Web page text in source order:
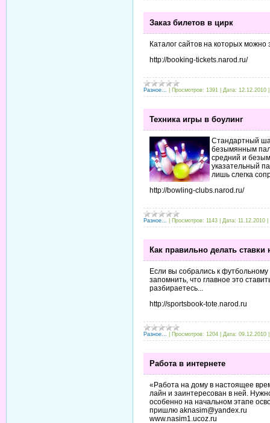
Заказ билетов в цирк
Каталог сайтов на которых
http://booking-tickets.narod.ru/
Разное... Просмотров: 1391 Дата: 12.12.2010
Техника игры в боулинг
Стандартный
безымянным
средний и
указательный
лишь слегка
http://bowling-clubs.narod.ru/
Разное... Просмотров: 1143 Дата: 11.12.2010
Как правильно делать ставки
Если вы собрались к
запомнить, что главное это
разбираетесь...
http://sportsbook-tote.narod.ru
Разное... Просмотров: 1204 Дата: 09.12.2010
Работа в интернете
«Работа на дому в настоящее
лайн и заинтересован в ней.
особенно на начальном этапе
пришлю aknasim@yandex.ru
www.nasim1.ucoz.ru